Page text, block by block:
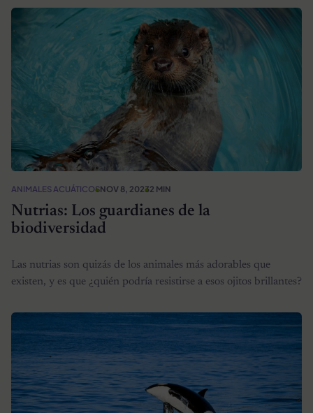
ANIMALES ACUÁTICOSNOV 8, 20232 MIN
Nutrias: Los guardianes de la
biodiversidad
Las nutrias son quizás de los animales más adorables que
existen, y es que ¿quién podría resistirse a esos ojitos brillantes?